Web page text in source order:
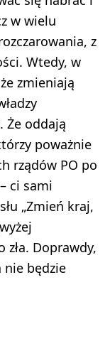
w wielu
z
Wtedy, w
zmieniają
Że oddają
poważnie
rządów PO po
ci sami
„Zmień kraj,
Doprawdy,
nie będzie